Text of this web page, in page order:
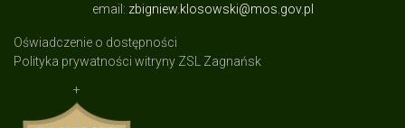
email: zbigniew.klosowski@mos.gov.pl
Oświadczenie o dostępności
Polityka prywatności witryny ZSL Zagnańsk
+